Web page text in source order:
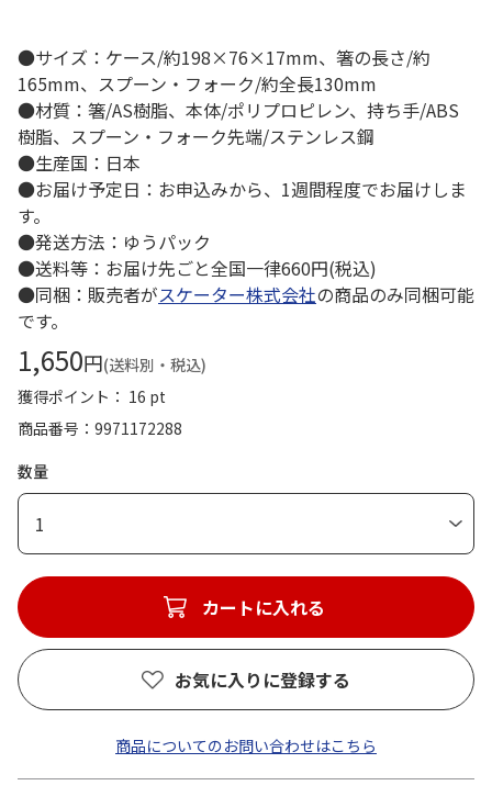
●サイズ：ケース/約198×76×17mm、箸の長さ/約
165mm、スプーン・フォーク/約全長130mm
●材質：箸/AS樹脂、本体/ポリプロピレン、持ち手/ABS
樹脂、スプーン・フォーク先端/ステンレス鋼
●生産国：日本
●お届け予定日：お申込みから、1週間程度でお届けしま
す。
●発送方法：ゆうパック
●送料等：お届け先ごと全国一律660円(税込)
●同梱：販売者がスケーター株式会社の商品のみ同梱可能
です。
1,650円(送料別・税込)
獲得ポイント： 16 pt
商品番号
9971172288
数量
1
カートに入れる
お気に入りに登録する
商品についてのお問い合わせはこちら